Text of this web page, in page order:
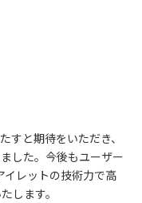
すと期待をいただき、
した。今後もユーザー
イレットの技術力で高
します。